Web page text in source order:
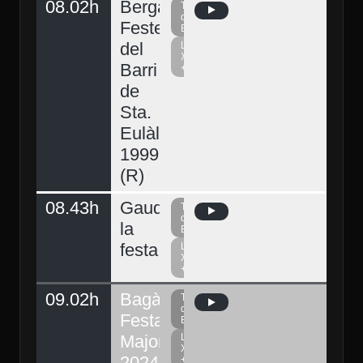
08.02h
Berga,
Festes
del
Barri
de
Sta.
Eulàlia
1999
(R)
Televisió
del
Berguedà
La
Xarxa
+
08.43h
Gaudeix
la
festa
Televisió
del
Berguedà
La
Xarxa
+
09.02h
Bagà,
Festa
Major
Televisió
del
Berguedà
La
Xarxa
+